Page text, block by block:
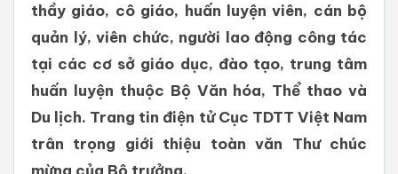
thầy giáo, cô giáo, huấn luyện viên, cán bộ
quản lý, viên chức, người lao động công tác
tại các cơ sở giáo dục, đào tạo, trung tâm
huấn luyện thuộc Bộ Văn hóa, Thể thao và
Du lịch. Trang tin điện tử Cục TDTT Việt Nam
trân trọng giới thiệu toàn văn Thư chúc